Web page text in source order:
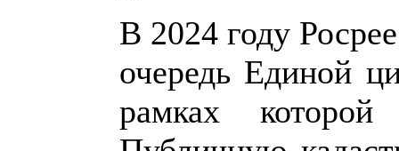
В 2024 году
очередь Единой
рамках